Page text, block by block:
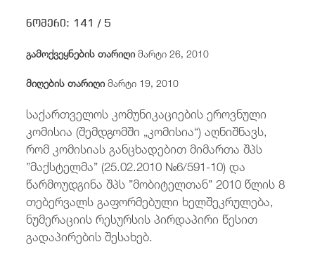
Eng / ქარ fb in
ნომერი: 141 / 5
გამოქვეყნების თარიღიმარტი 26, 2010
მიღების თარიღიმარტი 19, 2010
საქართველოს კომუნიკაციების ეროვნული
კომისია (შემდგომში „კომისია“) აღნიშნავს,
რომ კომისიას განცხადებით მიმართა შპს
”მაქსტელმა” (25.02.2010 №6/591-10) და
წარმოუდგინა შპს ”მობიტელთან” 2010 წლის 8
თებერვალს გაფორმებული ხელშეკრულება,
ნუმერაციის რესურსის პირდაპირი წესით
გადაპირების შესახებ.